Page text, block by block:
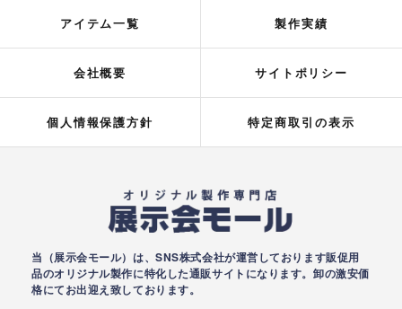
アイテム一覧 製作実績
会社概要 サイトポリシー
個人情報保護方針 特定商取引の表示
当（展示会モール）は、SNS株式会社が運営しております販促用
品のオリジナル製作に特化した通販サイトになります。卸の激安価
格にてお出迎え致しております。